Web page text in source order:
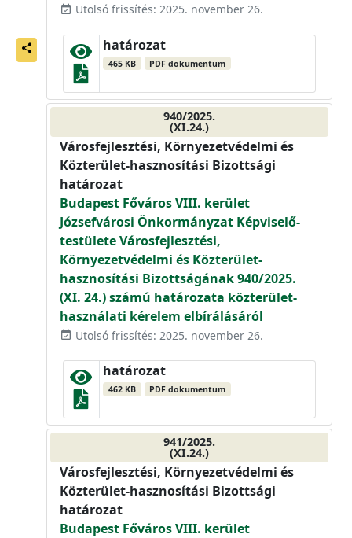
share
event_available Utolsó frissítés: 2025. november 26.
határozat
465 KB PDF dokumentum
940/2025.
(XI.24.)
Városfejlesztési, Környezetvédelmi és
Közterület-hasznosítási Bizottsági
határozat
Budapest Főváros VIII. kerület
Józsefvárosi Önkormányzat Képviselő-
testülete Városfejlesztési,
Környezetvédelmi és Közterület-
hasznosítási Bizottságának 940/2025.
(XI. 24.) számú határozata közterület-
használati kérelem elbírálásáról
event_available Utolsó frissítés: 2025. november 26.
határozat
462 KB PDF dokumentum
941/2025.
(XI.24.)
Városfejlesztési, Környezetvédelmi és
Közterület-hasznosítási Bizottsági
határozat
Budapest Főváros VIII. kerület